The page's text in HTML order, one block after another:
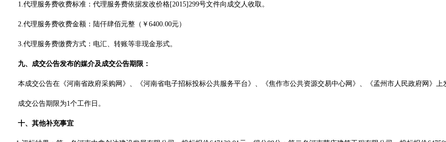
1.代理服务费收费标准：代理服务费依据发改价格[2015]299号文件向成交人收取。
2.代理服务费收费金额： 陆仟肆佰元整（￥ 6400.00元）
3.代理服务费缴费方式：电汇、转账等非现金形式。
九、成交公告发布的媒介及成交公告期限 ：
本成交公告在 《河南省政府采购网》、《河南省电子招标投标公共服务平台》、《焦作市公共资源交易中心网》、《孟州市人民政府网》 上
成交公告期限为1个工作日。
十、其他补充事宜